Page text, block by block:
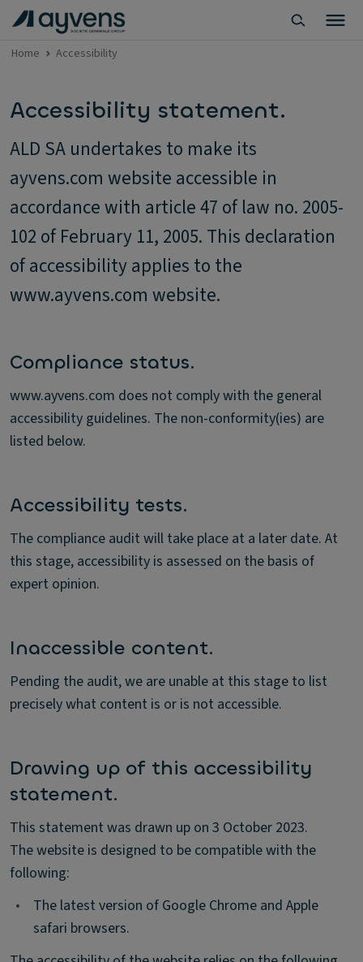
Home Accessibility
Accessibility statement.
ALD SA undertakes to make its
ayvens.com website accessible in
accordance with article 47 of law no. 2005-
102 of February 11, 2005. This declaration
of accessibility applies to the
www.ayvens.com website.
Compliance status.
www.ayvens.com does not comply with the general
accessibility guidelines. The non-conformity(ies) are
listed below.
Accessibility tests.
The compliance audit will take place at a later date. At
this stage, accessibility is assessed on the basis of
expert opinion.
Inaccessible content.
Pending the audit, we are unable at this stage to list
precisely what content is or is not accessible.
Drawing up of this accessibility
statement.
This statement was drawn up on 3 October 2023.
The website is designed to be compatible with the
following:
•
The latest version of Google Chrome and Apple
safari browsers.